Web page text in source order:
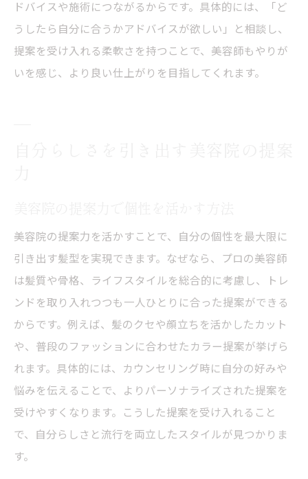
相談から始める理想の美容院探し
提案力重視で選ぶ美容院の見極め方
美容院の提案を上手に受け入れる方法
ドバイスや施術につながるからです。具体的には、「ど
うしたら自分に合うかアドバイスが欲しい」と相談し、
提案を受け入れる柔軟さを持つことで、美容師もやりが
いを感じ、より良い仕上がりを目指してくれます。
美容院の提案力を活かすことで、自分の個性を最大限に
引き出す髪型を実現できます。なぜなら、プロの美容師
は髪質や骨格、ライフスタイルを総合的に考慮し、トレ
ンドを取り入れつつも一人ひとりに合った提案ができる
からです。例えば、髪のクセや顔立ちを活かしたカット
や、普段のファッションに合わせたカラー提案が挙げら
れます。具体的には、カウンセリング時に自分の好みや
悩みを伝えることで、よりパーソナライズされた提案を
受けやすくなります。こうした提案を受け入れること
で、自分らしさと流行を両立したスタイルが見つかりま
す。